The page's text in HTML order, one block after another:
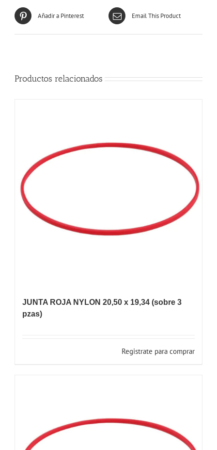
Añadir a Pinterest Email This Product
Productos relacionados
JUNTA ROJA NYLON 20,50 x 19,34 (sobre 3
pzas)
Registrate para comprar